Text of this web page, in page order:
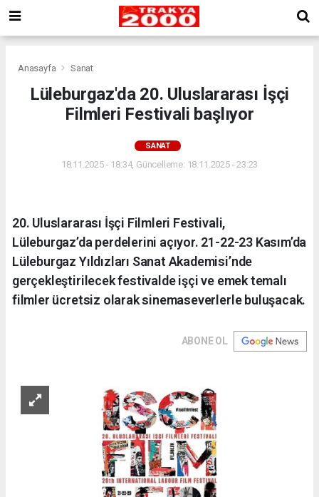
Anasayfa Sanat
Lüleburgaz'da 20. Uluslararası İşçi
Filmleri Festivali başlıyor
SANAT
18.11.2025 - 18:34, Güncelleme: 18.11.2025 - 23:23
20. Uluslararası İşçi Filmleri Festivali,
Lüleburgaz’da perdelerini açıyor. 21-22-23 Kasım’da
Lüleburgaz Yıldızları Sanat Akademisi’nde
gerçekleştirilecek festivalde işçi ve emek temalı
filmler ücretsiz olarak sinemaseverlerle buluşacak.
ABONE OL